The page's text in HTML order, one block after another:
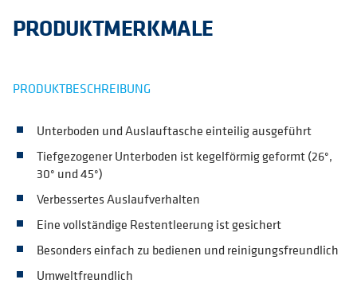
PRODUKTMERKMALE
PRODUKTBESCHREIBUNG
Unterboden und Auslauftasche einteilig ausgeführt
Tiefgezogener Unterboden ist kegelförmig geformt (26°,
30° und 45°)
Verbessertes Auslaufverhalten
Eine vollständige Restentleerung ist gesichert
Besonders einfach zu bedienen und reinigungsfreundlich
Umweltfreundlich